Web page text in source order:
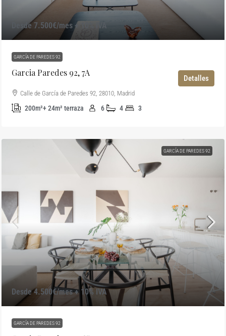
Desde 7.500€/mes + 10% IVA
GARCÍA DE PAREDES 92
Garcia Paredes 92, 7A
Calle de García de Paredes 92, 28010, Madrid
3
4
6
200m²+ 24m² terraza
Detalles
GARCÍA DE PAREDES 92
Desde 4.500€/mes + 10% IVA
GARCÍA DE PAREDES 92